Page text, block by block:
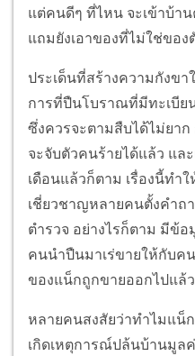
แต่คนดีๆ ที่ไหน จะเข้าบ้า
แถมยังเอาของที่ไม่ใช่ของ
ประเด็นที่สร้างความกังข
การที่ปืนโบราณที่มีทะเบีย
ซึ่งควรจะตามสืบได้ไม่ยา
จะจับตัวคนร้ายได้แล้ว แล
เดือนแล้วก็ตาม เรื่องนี้ทำ
เชี่ยวชาญหลายคนตั้งคำถ
ตำรวจ อย่างไรก็ตาม มีข้
คนนำปืนมาเร่ขายให้กับค
ของแน็กถูกขายออกไปแล้ว
หลายคนสงสัยว่าทำไมแน็
เกิดเหตุการณ์ปล้นบ้านมูล